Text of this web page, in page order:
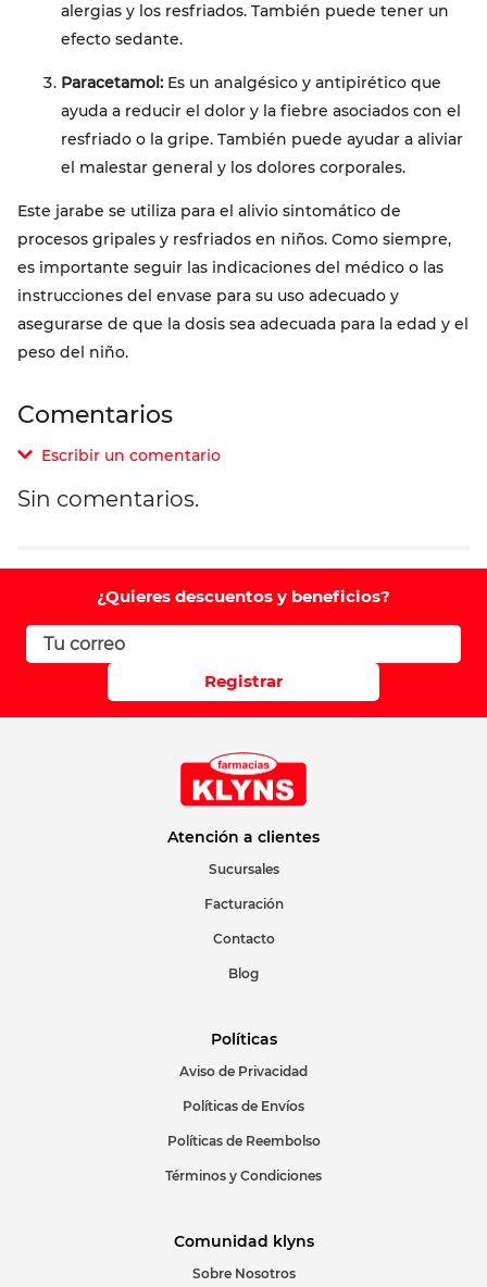
alergias y los resfriados. También puede tener un
efecto sedante.
Paracetamol: Es un analgésico y antipirético que
ayuda a reducir el dolor y la fiebre asociados con el
resfriado o la gripe. También puede ayudar a aliviar
el malestar general y los dolores corporales.
Este jarabe se utiliza para el alivio sintomático de
procesos gripales y resfriados en niños. Como siempre,
es importante seguir las indicaciones del médico o las
instrucciones del envase para su uso adecuado y
asegurarse de que la dosis sea adecuada para la edad y el
peso del niño.
Comentarios
Escribir un comentario
Comentario
Califique el producto de 1 a 5 estrellas
Correo electrónico
ENVIAR COMENTARIO
Sin comentarios.
¿Quieres descuentos y beneficios?
Registrar
Atención a clientes
Sucursales
Facturación
Contacto
Blog
Políticas
Aviso de Privacidad
Políticas de Envíos
Políticas de Reembolso
Términos y Condiciones
Comunidad klyns
Sobre Nosotros